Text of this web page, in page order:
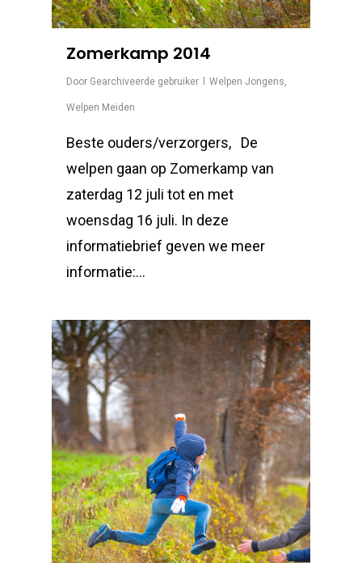
Zomerkamp 2014
Door Gearchiveerde gebruiker Welpen Jongens
Welpen Meiden
Beste ouders/verzorgers, De
welpen gaan op Zomerkamp van
zaterdag 12 juli tot en met
woensdag 16 juli. In deze
informatiebrief geven we meer
informatie:…